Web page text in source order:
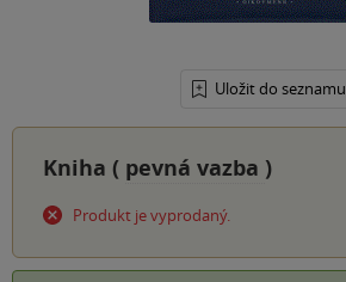
Uložit do seznamu
Kniha ( pevná vazba )
Produkt je vyprodaný.